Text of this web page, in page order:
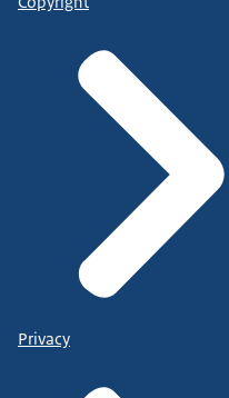
Privacy